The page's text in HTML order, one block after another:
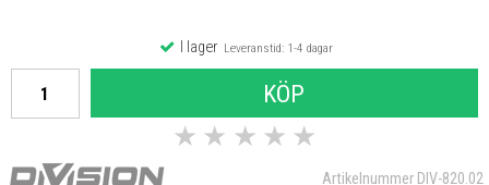
I lagerLeveranstid: 1-4 dagar
KÖP
★ ★ ★ ★ ★
Artikelnummer DIV-820.02